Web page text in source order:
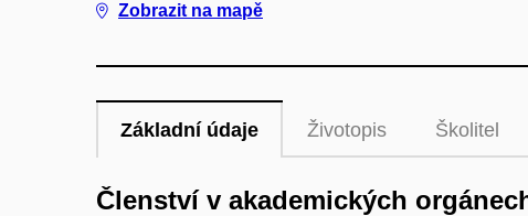
Zobrazit na mapě
Základní údaje Životopis Školitel
Členství v akademických